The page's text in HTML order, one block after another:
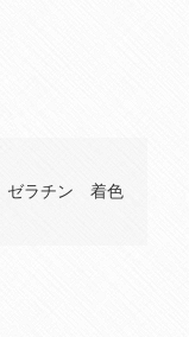
ゼラチン 着色